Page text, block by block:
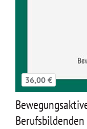
36,00 €